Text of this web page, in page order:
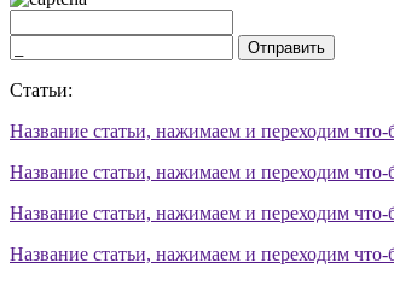
Отправить
Статьи:
Название статьи, нажимаем и переходим что-
Название статьи, нажимаем и переходим что-
Название статьи, нажимаем и переходим что-
Название статьи, нажимаем и переходим что-